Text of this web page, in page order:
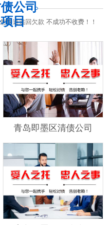
公司
目
快速追回欠款 不成功不收费！！
青岛即墨区清债公司